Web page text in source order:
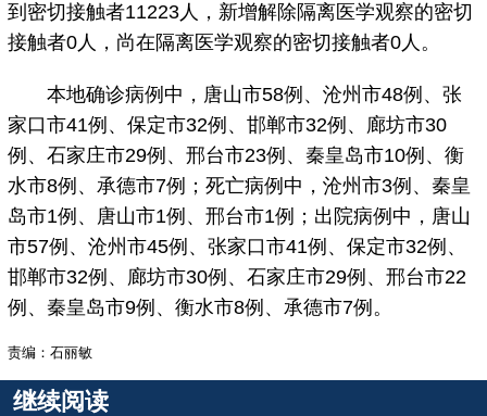
到密切接触者11223人，新增解除隔离医学观察的密切
接触者0人，尚在隔离医学观察的密切接触者0人。
本地确诊病例中，唐山市58例、沧州市48例、张
家口市41例、保定市32例、邯郸市32例、廊坊市30
例、石家庄市29例、邢台市23例、秦皇岛市10例、衡
水市8例、承德市7例；死亡病例中，沧州市3例、秦皇
岛市1例、唐山市1例、邢台市1例；出院病例中，唐山
市57例、沧州市45例、张家口市41例、保定市32例、
邯郸市32例、廊坊市30例、石家庄市29例、邢台市22
例、秦皇岛市9例、衡水市8例、承德市7例。
责编：石丽敏
继续阅读